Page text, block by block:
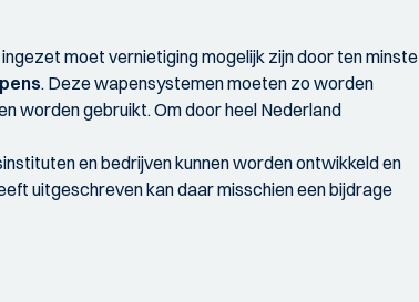
moet vernietiging mogelijk zijn door ten minste
. Deze wapensystemen moeten zo worden
worden gebruikt. Om door heel Nederland
en bedrijven kunnen worden ontwikkeld en
uitgeschreven kan daar misschien een bijdrage